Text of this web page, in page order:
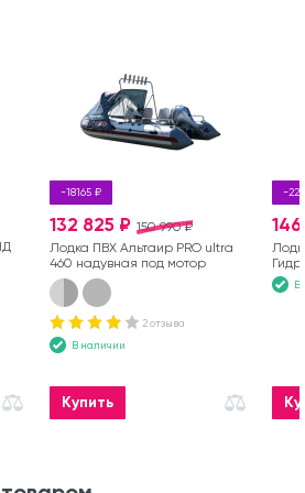
-18165 ₽
150 990 ₽
132 825 ₽
Лодка ПВХ Альтаир PRO ultra
460 надувная под мотор
2 отзыва
В наличии
Купить
-
В